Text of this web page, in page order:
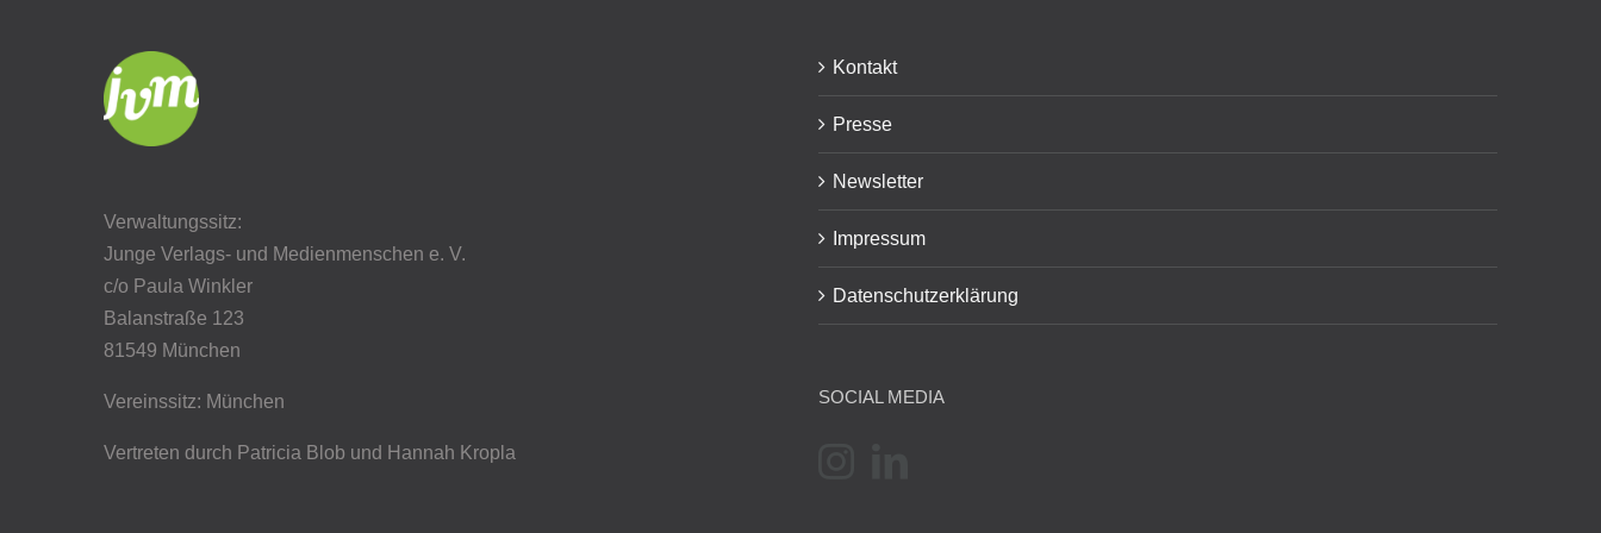
Verwaltungssitz:
Junge Verlags- und Medienmenschen e. V.
c/o Paula Winkler
Balanstraße 123
81549 München
Vereinssitz: München
Vertreten durch Patricia Blob und Hannah Kropla
Kontakt
Presse
Newsletter
Impressum
Datenschutzerklärung
SOCIAL MEDIA